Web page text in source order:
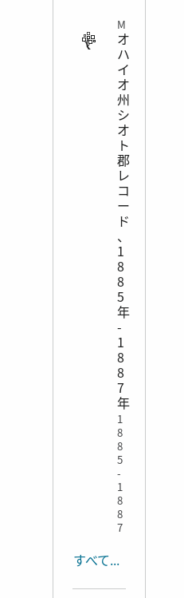
オ
ハ
イ
オ
州
シ
オ
ト
郡
レ
コ
ー
ド
、
1
8
8
5
年
-
1
8
8
7
年
1
8
8
5
-
1
8
8
7
すべて表示する